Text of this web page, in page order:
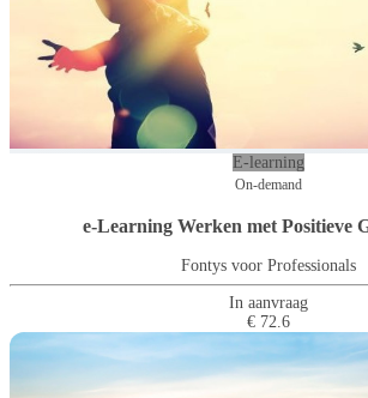
E-learning
On-demand
e-Learning Werken met Positieve
Fontys voor Professionals
In aanvraag
€ 72.6